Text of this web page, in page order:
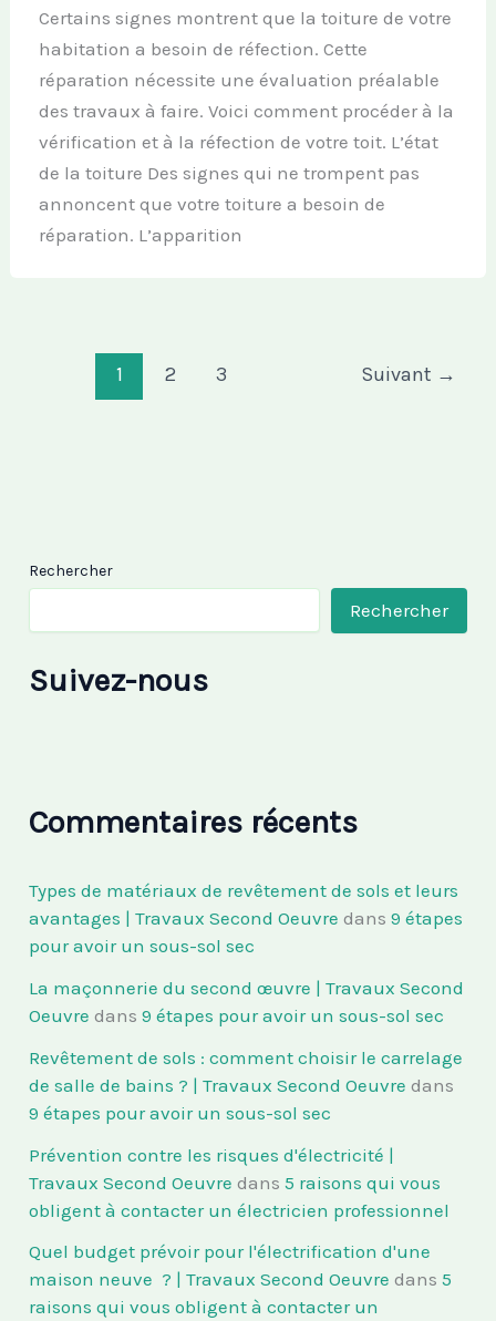
Certains signes montrent que la toiture de votre
habitation a besoin de réfection. Cette
réparation nécessite une évaluation préalable
des travaux à faire. Voici comment procéder à la
vérification et à la réfection de votre toit. L’état
de la toiture Des signes qui ne trompent pas
annoncent que votre toiture a besoin de
réparation. L’apparition
1 2 3 Suivant →
Rechercher
Rechercher
Suivez-nous
Commentaires récents
Types de matériaux de revêtement de sols et leurs
avantages | Travaux Second Oeuvre dans9 étapes
pour avoir un sous-sol sec
La maçonnerie du second œuvre | Travaux Second
Oeuvre dans9 étapes pour avoir un sous-sol sec
Revêtement de sols : comment choisir le carrelage
de salle de bains ? | Travaux Second Oeuvre dans
9 étapes pour avoir un sous-sol sec
Prévention contre les risques d'électricité |
Travaux Second Oeuvre dans5 raisons qui vous
obligent à contacter un électricien professionnel
Quel budget prévoir pour l'électrification d'une
maison neuve ? | Travaux Second Oeuvre dans5
raisons qui vous obligent à contacter un